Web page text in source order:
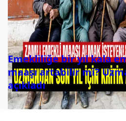
Emekliliğe bir yıl kala
maaşı artabilir mi?
açıkladı